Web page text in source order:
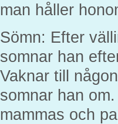
man håller
Sömn: Efter
somnar han
Vaknar till
somnar han
mammas och